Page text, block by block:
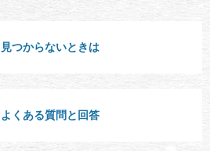
見つからないときは
よくある質問と回答